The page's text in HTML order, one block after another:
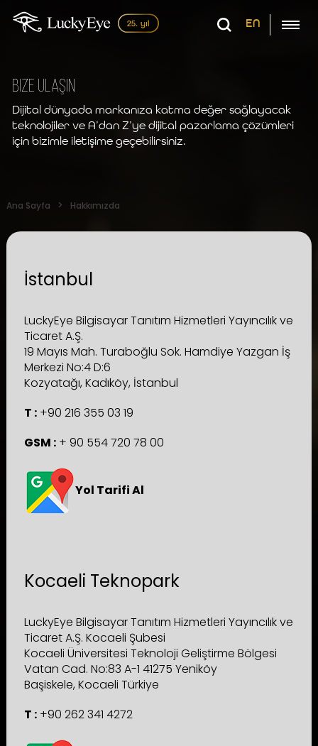
EN
Bize Ulaşın
Dijital dünyada markanıza katma değer sağlayacak
teknolojiler ve A’dan Z’ye dijital pazarlama çözümleri
için bizimle iletişime geçebilirsiniz.
Ana Sayfa Hakkımızda
İstanbul
LuckyEye Bilgisayar Tanıtım Hizmetleri Yayıncılık ve
Ticaret A.Ş.
19 Mayıs Mah. Turaboğlu Sok. Hamdiye Yazgan İş
Merkezi No:4 D:6
Kozyatağı, Kadıköy, İstanbul
T :+90 216 355 03 19
GSM :+ 90 554 720 78 00
Yol Tarifi Al
Kocaeli Teknopark
LuckyEye Bilgisayar Tanıtım Hizmetleri Yayıncılık ve
Ticaret A.Ş. Kocaeli Şubesi
Kocaeli Üniversitesi Teknoloji Geliştirme Bölgesi
Vatan Cad. No:83 A-1 41275 Yeniköy
Başiskele, Kocaeli Türkiye
T :+90 262 341 4272